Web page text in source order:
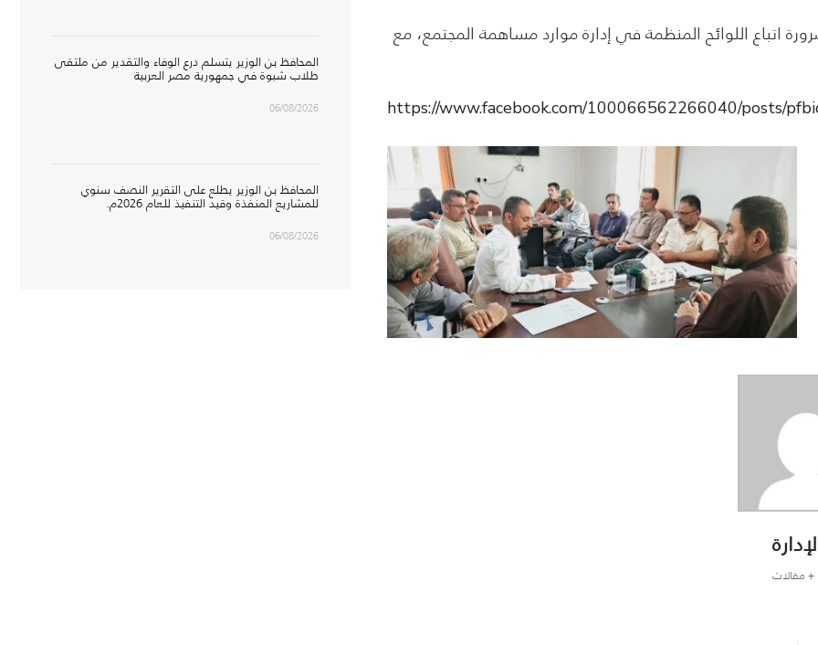
اتباع اللوائح المنظمة في إدارة موارد مساهمة المجتمع، مع
https://www.facebook.com/100066562266040/posts/
+ مقالات
المحافظ بن الوزير يتسلم درع الوفاء والتقدير من ملتقى
طلاب شبوة في جمهورية مصر العربية
06/08/2026
المحافظ بن الوزير يطلع على التقرير النصف سنوي
للمشاريع المنفذة وقيد التنفيذ للعام 2026م.
06/08/2026